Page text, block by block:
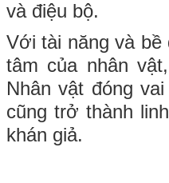
và điệu bộ.
Với tài năng và bề
tâm của nhân
Nhân vật đóng
cũng trở thành
khán giả.